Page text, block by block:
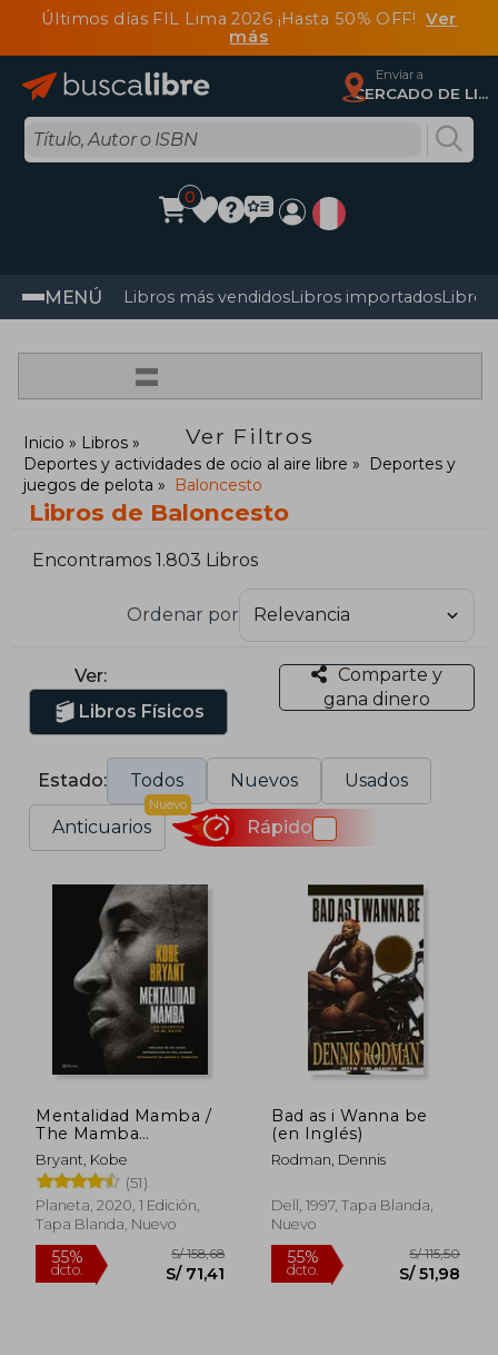
Últimos días FIL Lima 2026 ¡Hasta 50% OFF!Ver
más
Enviar a
CERCADO DE LIMA, Lima
0
MENÚ Libros más vendidosLibros importadosLibros
=
Ver Filtros
Inicio
Libros
Deportes y actividades de ocio al aire libre
Deportes y
juegos de pelota
Baloncesto
Libros de Baloncesto
Encontramos 1.803 Libros
Ordenar por
Ver:
Libros Físicos
Comparte y
gana dinero
Estado: Todos Nuevos Usados
Anticuarios
Nuevo
Rápido
Mentalidad Mamba /
The Mamba
Mentality: Los
Secretos de Mi Éxito
Bryant, Kobe
(51)
Planeta, 2020, 1 Edición,
Tapa Blanda, Nuevo
Bad as i Wanna be
(en Inglés)
Rodman, Dennis
Dell, 1997, Tapa Blanda,
Nuevo